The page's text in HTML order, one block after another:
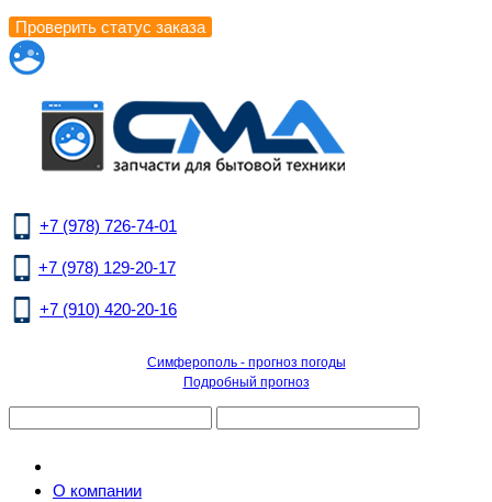
+7 (978) 726-74-01
+7 (978) 129-20-17
+7 (910) 420-20-16
Симферополь - прогноз погоды
Подробный прогноз
О компании